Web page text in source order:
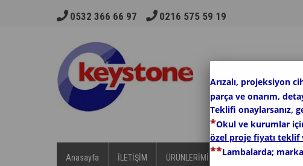
0532 366 66 97 0216 575 59 19
Anasayfa İLETİŞİM ÜRÜNLERİMİZ
Arızalı, projeksiyon
parça ve onarım,
Teklifi onaylarsanız,
*Okul ve kurumlar
özel proje fiyatı teklif
**Lambalarda;